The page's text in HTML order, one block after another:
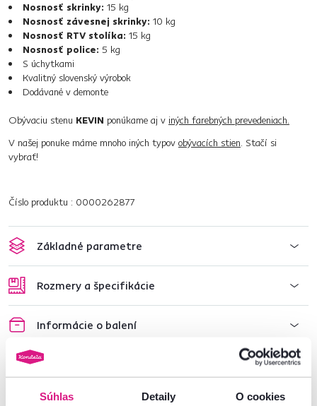
Súhlas Detaily O cookies
Nosnosť skrinky: 15 kg
Nosnosť závesnej skrinky: 10 kg
Nosnosť RTV stolíka: 15 kg
Nosnosť police: 5 kg
S úchytkami
Kvalitný slovenský výrobok
Dodávané v demonte
Obývaciu stenu KEVIN ponúkame aj v iných farebných prevedeniach.
V našej ponuke máme mnoho iných typov obývacích stien. Stačí si
vybrať!
Číslo produktu : 0000262877
Základné parametre
Rozmery a špecifikácie
Informácie o balení
Montážny návod